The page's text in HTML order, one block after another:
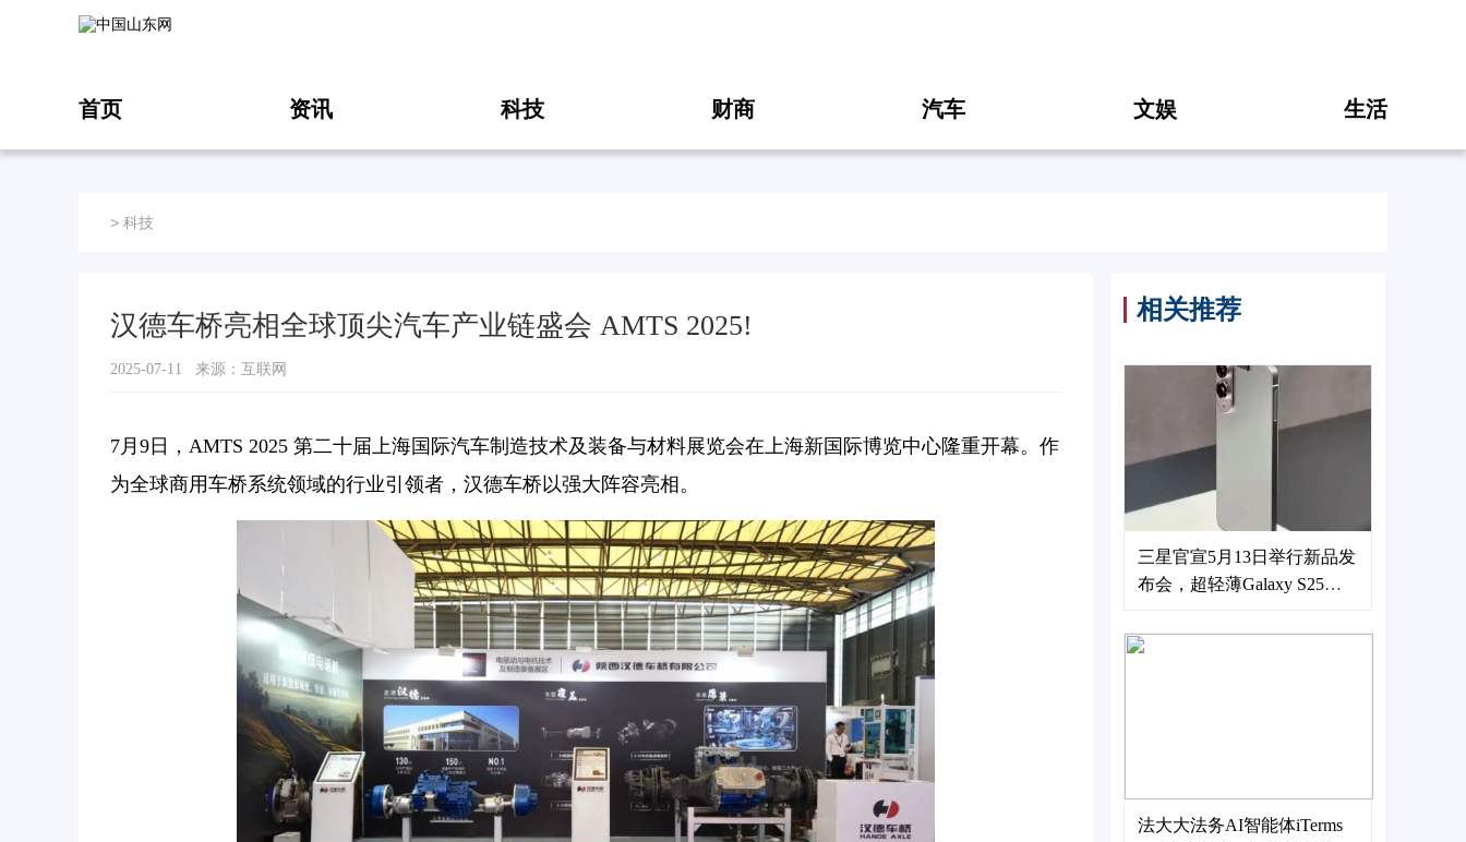
首页 资讯 科技 财商 汽车 文娱 生活
> 科技
汉德车桥亮相全球顶尖汽车产业链盛会 AMTS 2025!
2025-07-11 来源：互联网
7月9日，AMTS 2025 第二十届上海国际汽车制造技术及装备与材料展览会在上海新国际博览中心隆重开幕。作
为全球商用车桥系统领域的行业引领者，汉德车桥以强大阵容亮相。
相关推荐
三星官宣5月13日举行新品发
布会，超轻薄Galaxy S25
法大大法务AI智能体iTerms